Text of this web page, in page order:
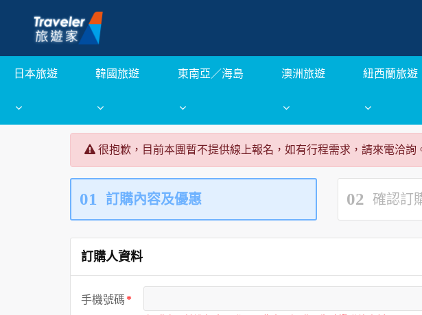
日本旅遊 韓國旅遊 東南亞／海島 澳洲旅遊 紐西蘭旅遊
很抱歉，目前本團暫不提供線上報名，如有行程需求，請來電洽詢
01 訂購內容及優惠 02 確認訂
訂購人資料
手機號碼